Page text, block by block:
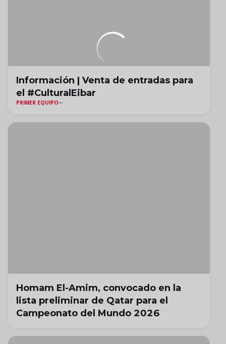
Información | Venta de entradas para
el #CulturalEibar
PRIMER EQUIPO
Homam El-Amim, convocado en la
lista preliminar de Qatar para el
Campeonato del Mundo 2026